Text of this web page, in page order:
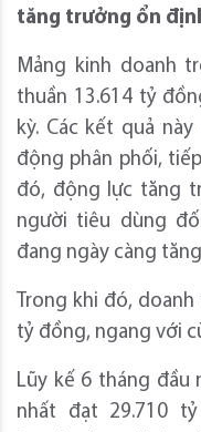
tăng trưởng ổn
Mảng kinh doanh
thuần 13.614 tỷ
kỳ. Các kết quả
động phân phối,
đó, động lực tăng
người tiêu dùng
đang ngày càng
Trong khi đó,
tỷ đồng, ngang với
Lũy kế 6 tháng đầu
nhất đạt 29.710